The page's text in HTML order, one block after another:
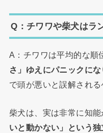
Q：チワワや柴犬はラ
A：チワワは平均的な順
さ」ゆえにパニックに
で頭が悪いと誤解される
柴犬は、実は非常に知能
いと動かない」という